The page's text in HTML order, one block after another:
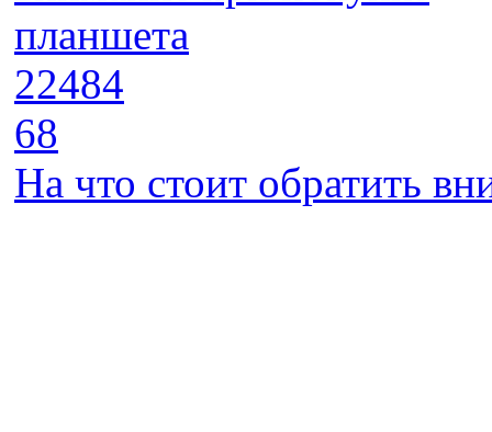
22484
68
На что стоит обратить